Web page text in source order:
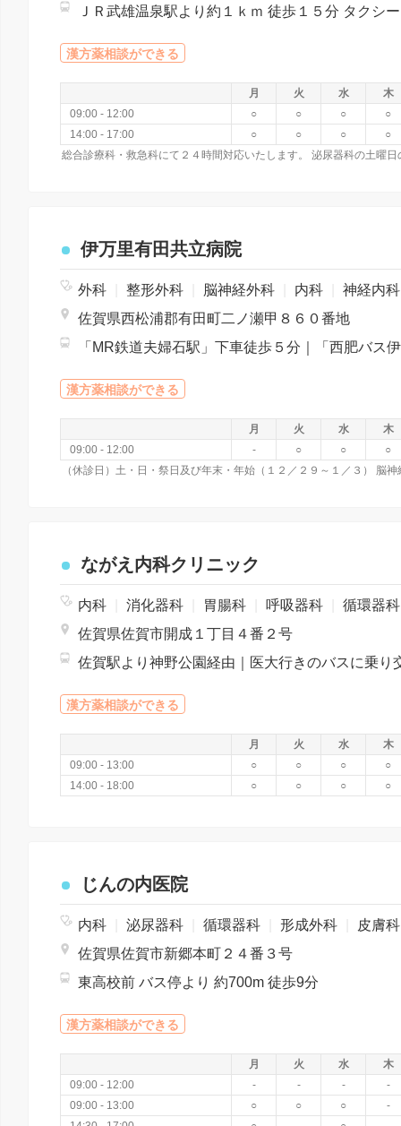
漢方薬相談ができる
月 火 水
木
09:00 - 12:00
○ ○ ○
○
14:00 - 17:00
○ ○ ○ ○
伊万里有田共立病院
外科 整形外科 脳神経外科 内科
神経内
佐賀県西松浦郡有田町二ノ瀬甲８６０番地
漢方薬相談ができる
月 火 水
木
09:00 - 12:00
- ○ ○ ○
ながえ内科クリニック
内科 消化器科 胃腸科 呼吸器科
循環器
佐賀県佐賀市開成１丁目４番２号
漢方薬相談ができる
月 火 水
木
09:00 - 13:00
○ ○ ○
○
14:00 - 18:00
○ ○ ○ ○
じんの内医院
内科 泌尿器科 循環器科 形成外科
皮膚
佐賀県佐賀市新郷本町２４番３号
東高校前 バス停より 約700m 徒歩9分
漢方薬相談ができる
月 火 水
木
09:00 - 12:00
- - -
-
09:00 - 13:00
○ ○ ○
-